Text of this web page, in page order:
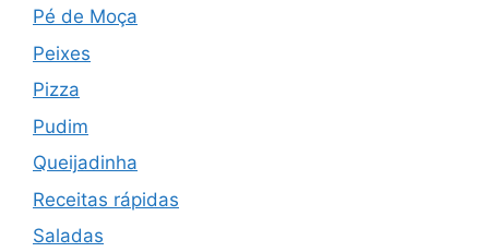
Pé de Moça
Peixes
Pizza
Pudim
Queijadinha
Receitas rápidas
Saladas